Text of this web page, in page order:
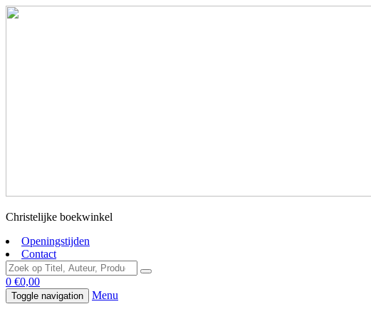
Christelijke boekwinkel
Openingstijden
Contact
0 €0,00
Toggle navigation Menu